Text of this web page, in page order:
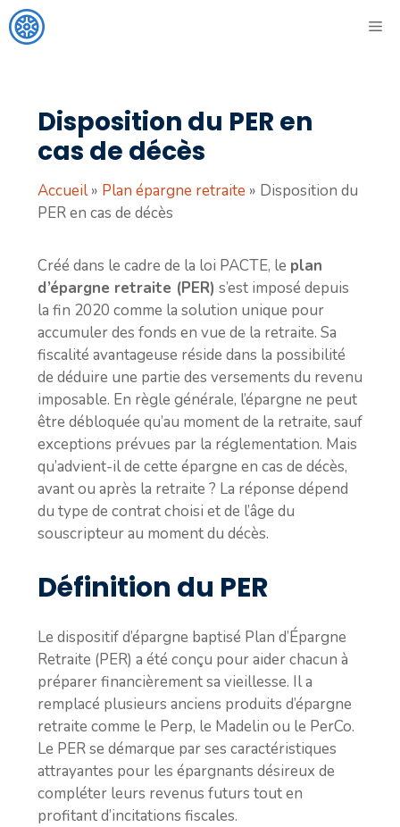
Aller
au
Disposition du PER en
cas de décès
Accueil» Plan épargne retraite » Disposition du
PER en cas de décès
Créé dans le cadre de la loi PACTE, le plan
d’épargne retraite (PER) s’est imposé depuis
la fin 2020 comme la solution unique pour
accumuler des fonds en vue de la retraite. Sa
fiscalité avantageuse réside dans la possibilité
de déduire une partie des versements du revenu
imposable. En règle générale, l’épargne ne peut
être débloquée qu’au moment de la retraite, sauf
exceptions prévues par la réglementation. Mais
qu’advient-il de cette épargne en cas de décès,
avant ou après la retraite ? La réponse dépend
du type de contrat choisi et de l’âge du
souscripteur au moment du décès.
Définition du PER
Le dispositif d’épargne baptisé Plan d’Épargne
Retraite (PER) a été conçu pour aider chacun à
préparer financièrement sa vieillesse. Il a
remplacé plusieurs anciens produits d’épargne
retraite comme le Perp, le Madelin ou le PerCo.
Le PER se démarque par ses caractéristiques
attrayantes pour les épargnants désireux de
compléter leurs revenus futurs tout en
profitant d’incitations fiscales.